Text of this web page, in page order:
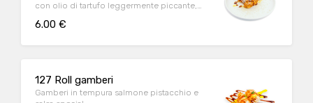
con olio di tartufo leggermente piccante,
parmigiano
6.00 €
127 Roll gamberi
Gamberi in tempura salmone pistacchio e